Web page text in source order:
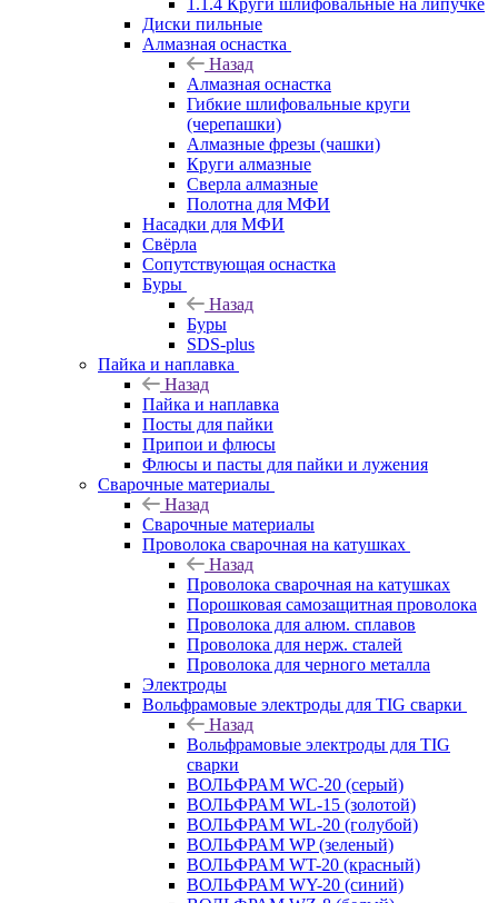
1.1.4 Круги шлифовальные на липучке
Диски пильные
Алмазная оснастка
Назад
Алмазная оснастка
Гибкие шлифовальные круги
(черепашки)
Алмазные фрезы (чашки)
Круги алмазные
Сверла алмазные
Полотна для МФИ
Насадки для МФИ
Свёрла
Сопутствующая оснастка
Буры
Назад
Буры
SDS-plus
Пайка и наплавка
Назад
Пайка и наплавка
Посты для пайки
Припои и флюсы
Флюсы и пасты для пайки и лужения
Сварочные материалы
Назад
Сварочные материалы
Проволока сварочная на катушках
Назад
Проволока сварочная на катушках
Порошковая самозащитная проволока
Проволока для алюм. сплавов
Проволока для нерж. сталей
Проволока для черного металла
Электроды
Вольфрамовые электроды для TIG сварки
Назад
Вольфрамовые электроды для TIG
сварки
ВОЛЬФРАМ WC-20 (серый)
ВОЛЬФРАМ WL-15 (золотой)
ВОЛЬФРАМ WL-20 (голубой)
ВОЛЬФРАМ WP (зеленый)
ВОЛЬФРАМ WT-20 (красный)
ВОЛЬФРАМ WY-20 (синий)